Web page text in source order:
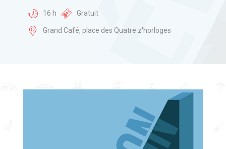
16 h Gratuit
Grand Café, place des Quatre z'horloges